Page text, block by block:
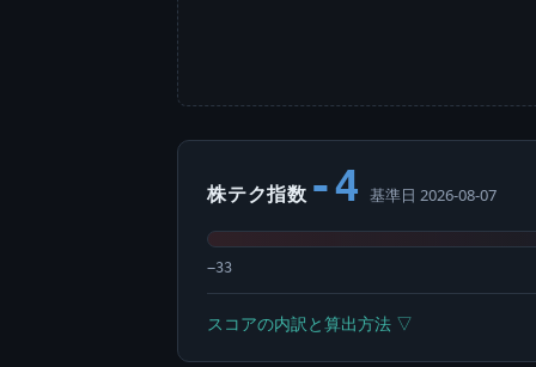
株テク指数 -4 基準日 2026-08-07
−33
スコアの内訳と算出方法 ▽